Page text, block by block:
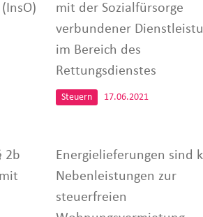
mit der Sozialfürsorge
verbundener
im Bereich des
Rettungsdienstes
Steuern 17.06.2021
2b
Energielieferungen sind
Nebenleistungen zur
steuerfreien